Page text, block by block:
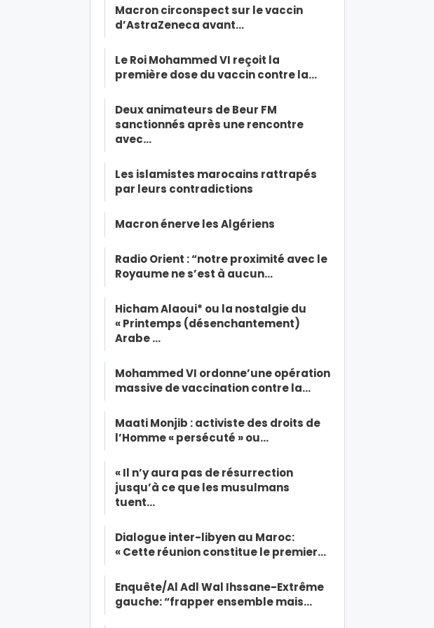
Macron circonspect sur le vaccin
d’AstraZeneca avant…
Le Roi Mohammed VI reçoit la
première dose du vaccin contre la…
Deux animateurs de Beur FM
sanctionnés après une rencontre
avec…
Les islamistes marocains rattrapés
par leurs contradictions
Macron énerve les Algériens
Radio Orient : “notre proximité avec le
Royaume ne s’est à aucun…
Hicham Alaoui* ou la nostalgie du
« Printemps (désenchantement)
Arabe …
Mohammed VI ordonne’une opération
massive de vaccination contre la…
Maati Monjib : activiste des droits de
l’Homme « persécuté » ou…
« Il n’y aura pas de résurrection
jusqu’à ce que les musulmans
tuent…
Dialogue inter-libyen au Maroc:
« Cette réunion constitue le premier…
Enquête/Al Adl Wal Ihssane-Extrême
gauche: “frapper ensemble mais…